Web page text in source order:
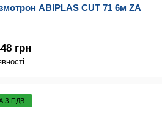
ABIPLAS CUT 71 6м ZA
грн
З ПДВ